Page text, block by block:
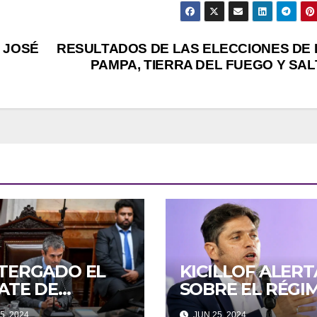
RESULTADOS DE LAS ELECCIONES DE
PAMPA, TIERRA DEL FUEGO Y
JOSÉ
EL
DE
DE LA
2024
KICILLOF
SOBRE EL
DE INCENTIVOS
JUN 25, 2024